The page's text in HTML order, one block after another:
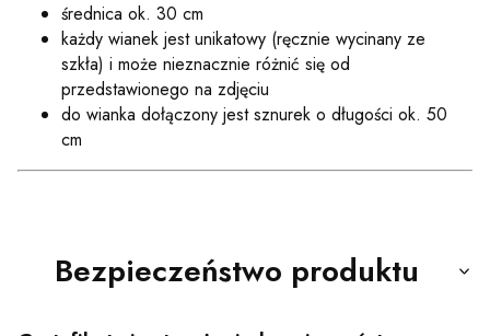
średnica ok. 30 cm
każdy wianek jest unikatowy (ręcznie wycinany ze
szkła) i może nieznacznie różnić się od
przedstawionego na zdjęciu
do wianka dołączony jest sznurek o długości ok. 50
cm
Bezpieczeństwo produktu